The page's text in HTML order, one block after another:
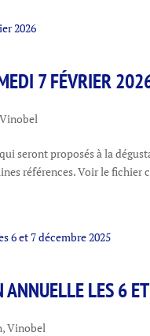
7 FÉVRIER
Vinobel
seront proposés à la
références. Voir le fichier
ANNUELLE LES 6
,Vinobel